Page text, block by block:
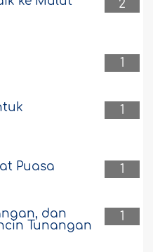
2
1
1
1
Puasa
1
dan
Tunangan